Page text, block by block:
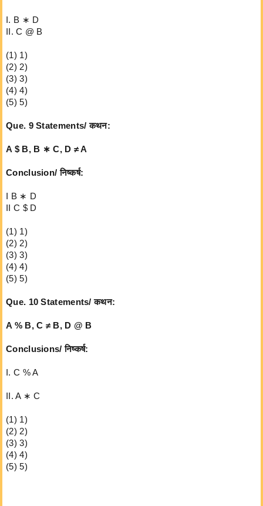
I. B ∗ D
II. C @ B
(1) 1)
(2) 2)
(3) 3)
(4) 4)
(5) 5)
Que. 9 Statements/ कथन:
A $ B, B ∗ C, D ≠ A
Conclusion/ निष्कर्ष:
I B ∗ D
II C $ D
(1) 1)
(2) 2)
(3) 3)
(4) 4)
(5) 5)
Que. 10 Statements/ कथन:
A % B, C ≠ B, D @ B
Conclusions/ निष्कर्ष:
I. C % A
II. A ∗ C
(1) 1)
(2) 2)
(3) 3)
(4) 4)
(5) 5)